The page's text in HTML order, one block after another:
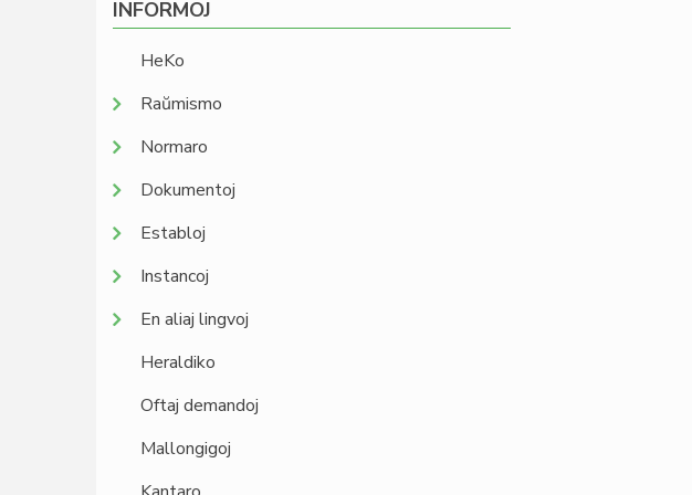
INFORMOJ
HeKo
Raŭmismo
Normaro
Dokumentoj
Establoj
Instancoj
En aliaj lingvoj
Heraldiko
Oftaj demandoj
Mallongigoj